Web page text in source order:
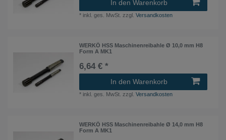
In den Warenkorb
* inkl. ges. MwSt. zzgl.Versandkosten
WERKÖ HSS Maschinenreibahle Ø 10,0 mm H8
Form A MK1
6,64 € *
In den Warenkorb
* inkl. ges. MwSt. zzgl.Versandkosten
WERKÖ HSS Maschinenreibahle Ø 14,0 mm H8
Form A MK1